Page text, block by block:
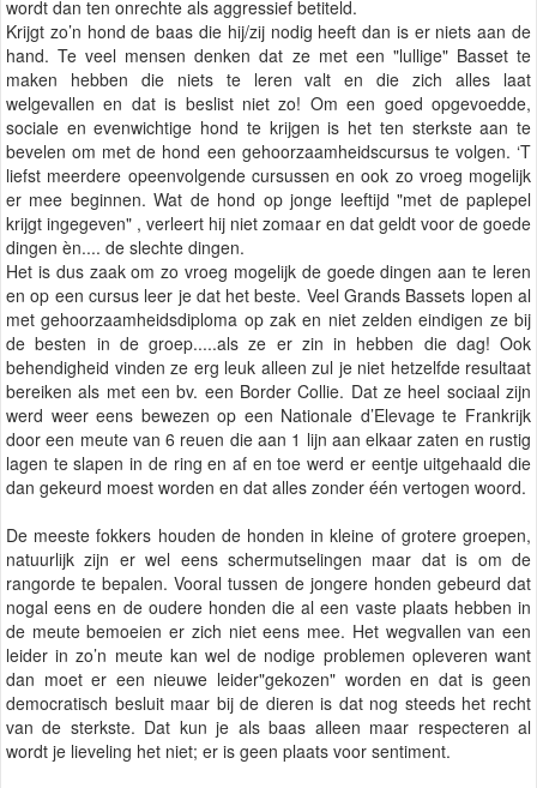
wordt dan ten onrechte als aggressief betiteld.
Krijgt zo’n hond de baas die hij/zij nodig heeft dan is er niets aan de
hand. Te veel mensen denken dat ze met een "lullige" Basset te
maken hebben die niets te leren valt en die zich alles laat
welgevallen en dat is beslist niet zo! Om een goed opgevoedde,
sociale en evenwichtige hond te krijgen is het ten sterkste aan te
bevelen om met de hond een gehoorzaamheidscursus te volgen. ‘T
liefst meerdere opeenvolgende cursussen en ook zo vroeg mogelijk
er mee beginnen. Wat de hond op jonge leeftijd "met de paplepel
krijgt ingegeven" , verleert hij niet zomaar en dat geldt voor de goede
dingen èn.... de slechte dingen.
Het is dus zaak om zo vroeg mogelijk de goede dingen aan te leren
en op een cursus leer je dat het beste. Veel Grands Bassets lopen al
met gehoorzaamheidsdiploma op zak en niet zelden eindigen ze bij
de besten in de groep.....als ze er zin in hebben die dag! Ook
behendigheid vinden ze erg leuk alleen zul je niet hetzelfde resultaat
bereiken als met een bv. een Border Collie. Dat ze heel sociaal zijn
werd weer eens bewezen op een Nationale d’Elevage te Frankrijk
door een meute van 6 reuen die aan 1 lijn aan elkaar zaten en rustig
lagen te slapen in de ring en af en toe werd er eentje uitgehaald die
dan gekeurd moest worden en dat alles zonder één vertogen woord.
De meeste fokkers houden de honden in kleine of grotere groepen,
natuurlijk zijn er wel eens schermutselingen maar dat is om de
rangorde te bepalen. Vooral tussen de jongere honden gebeurd dat
nogal eens en de oudere honden die al een vaste plaats hebben in
de meute bemoeien er zich niet eens mee. Het wegvallen van een
leider in zo’n meute kan wel de nodige problemen opleveren want
dan moet er een nieuwe leider"gekozen" worden en dat is geen
democratisch besluit maar bij de dieren is dat nog steeds het recht
van de sterkste. Dat kun je als baas alleen maar respecteren al
wordt je lieveling het niet; er is geen plaats voor sentiment.